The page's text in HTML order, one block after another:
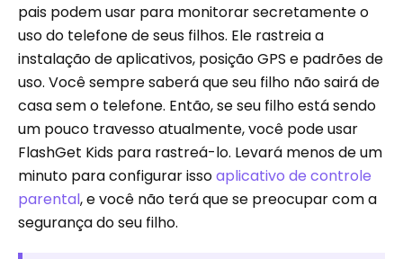
pais podem usar para monitorar secretamente o
uso do telefone de seus filhos. Ele rastreia a
instalação de aplicativos, posição GPS e padrões de
uso. Você sempre saberá que seu filho não sairá de
casa sem o telefone. Então, se seu filho está sendo
um pouco travesso atualmente, você pode usar
FlashGet Kids para rastreá-lo. Levará menos de um
minuto para configurar issoaplicativo de controle
parental, e você não terá que se preocupar com a
segurança do seu filho.